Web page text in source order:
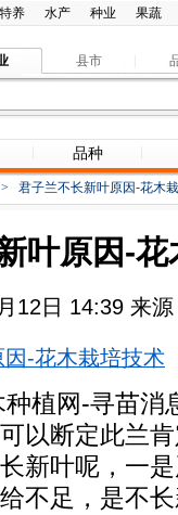
特养 水产 种业 果蔬
县市
品种
> 君子兰不长新叶原因-花木
叶原因-
12日 14:39 来
-花木栽培技术
网-寻苗消
以断定此兰
新叶呢，一
不足，是不